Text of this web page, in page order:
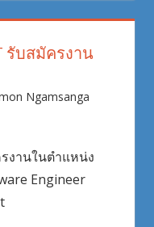
รับสมัครงาน
Ngamsanga
งานในตำแหน่ง
Engineer